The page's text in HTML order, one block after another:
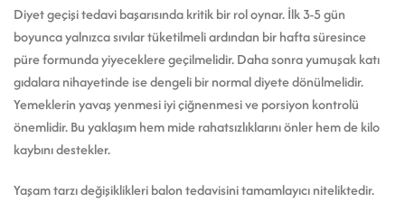
Diyet geçişi tedavi başarısında kritik bir rol oynar. İlk 3-5 gün
boyunca yalnızca sıvılar tüketilmeli ardından bir hafta süresince
püre formunda yiyeceklere geçilmelidir. Daha sonra yumuşak katı
gıdalara nihayetinde ise dengeli bir normal diyete dönülmelidir.
Yemeklerin yavaş yenmesi iyi çiğnenmesi ve porsiyon kontrolü
önemlidir. Bu yaklaşım hem mide rahatsızlıklarını önler hem de kilo
kaybını destekler.
Yaşam tarzı değişiklikleri balon tedavisini tamamlayıcı niteliktedir.